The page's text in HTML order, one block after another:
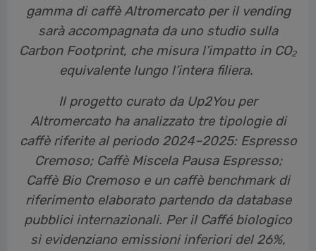
gamma di caffè Altromercato per il vending
sarà accompagnata da uno studio sulla
Carbon Footprint, che misura l’impatto in CO₂
equivalente lungo l’intera filiera.
Il progetto curato da Up2You per
Altromercato ha analizzato tre tipologie di
caffè riferite al periodo 2024–2025: Espresso
Cremoso; Caffè Miscela Pausa Espresso;
Caffè Bio Cremoso e un caffè benchmark di
riferimento elaborato partendo da database
pubblici internazionali. Per il Caffé biologico
si evidenziano emissioni inferiori del 26%,